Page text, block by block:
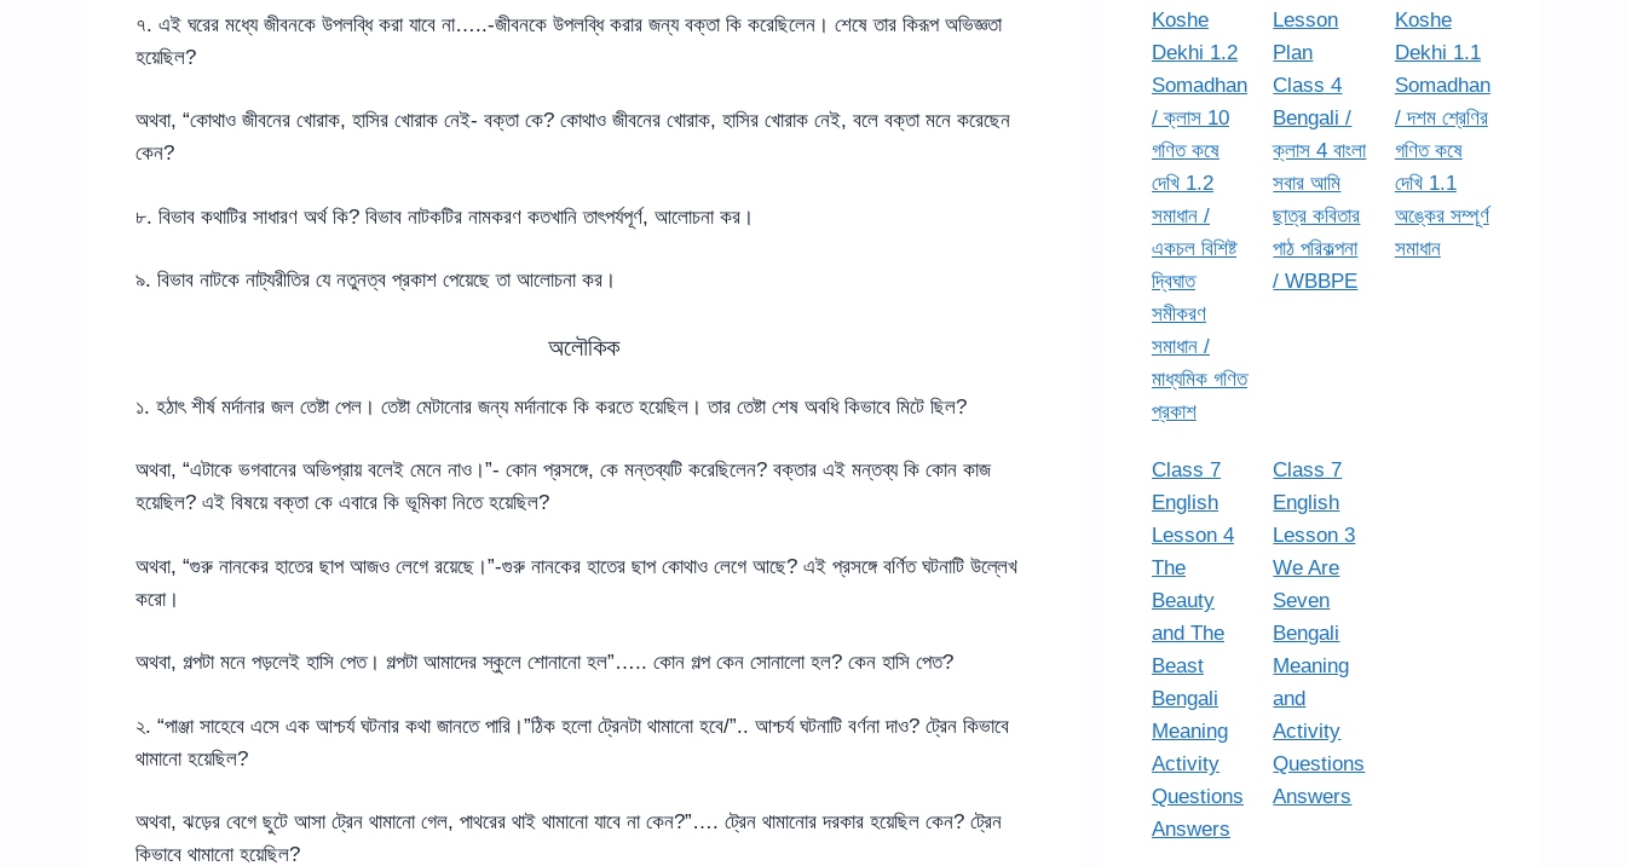
৭. এই ঘরের মধ্যে জীবনকে উপলব্ধি করা যাবে না…..-জীবনকে উপলব্ধি করার জন্য বক্তা কি করেছিলেন। শেষে তার কিরূপ অভিজ্ঞতা
হয়েছিল?
অথবা, “কোথাও জীবনের খোরাক, হাসির খোরাক নেই- বক্তা কে? কোথাও জীবনের খোরাক, হাসির খোরাক নেই, বলে বক্তা মনে করেছেন
কেন?
৮. বিভাব কথাটির সাধারণ অর্থ কি? বিভাব নাটকটির নামকরণ কতখানি তাৎপর্যপূর্ণ, আলোচনা কর।
৯. বিভাব নাটকে নাট্যরীতির যে নতুনত্ব প্রকাশ পেয়েছে তা আলোচনা কর।
অলৌকিক
১. হঠাৎ শীর্ষ মর্দানার জল তেষ্টা পেল। তেষ্টা মেটানোর জন্য মর্দানাকে কি করতে হয়েছিল। তার তেষ্টা শেষ অবধি কিভাবে মিটে ছিল?
অথবা, “এটাকে ভগবানের অভিপ্রায় বলেই মেনে নাও।”- কোন প্রসঙ্গে, কে মন্তব্যটি করেছিলেন? বক্তার এই মন্তব্য কি কোন কাজ
হয়েছিল? এই বিষয়ে বক্তা কে এবারে কি ভূমিকা নিতে হয়েছিল?
অথবা, “গুরু নানকের হাতের ছাপ আজও লেগে রয়েছে।”-গুরু নানকের হাতের ছাপ কোথাও লেগে আছে? এই প্রসঙ্গে বর্ণিত ঘটনাটি উল্লেখ
করো।
অথবা, গল্পটা মনে পড়লেই হাসি পেত। গল্পটা আমাদের স্কুলে শোনানো হল”….. কোন গল্প কেন সোনালো হল? কেন হাসি পেত?
২. “পাঞ্জা সাহেবে এসে এক আশ্চর্য ঘটনার কথা জানতে পারি।”ঠিক হলো ট্রেনটা থামানো হবে/”.. আশ্চর্য ঘটনাটি বর্ণনা দাও? ট্রেন কিভাবে
থামানো হয়েছিল?
অথবা, ঝড়ের বেগে ছুটে আসা ট্রেন থামানো গেল, পাথরের থাই থামানো যাবে না কেন?”…. ট্রেন থামানোর দরকার হয়েছিল কেন? ট্রেন
কিভাবে থামানো হয়েছিল?
Koshe
Dekhi 1.2
Somadhan
/ ক্লাস 10
গণিত কষে
দেখি 1.2
সমাধান /
একচল বিশিষ্ট
দ্বিঘাত
সমীকরণ
সমাধান /
মাধ্যমিক গণিত
প্রকাশ
Lesson
Plan
Class 4
Bengali /
ক্লাস 4 বাংলা
সবার আমি
ছাত্র কবিতার
পাঠ পরিকল্পনা
/ WBBPE
Koshe
Dekhi 1.1
Somadhan
/ দশম শ্রেণির
গণিত কষে
দেখি 1.1
অঙ্কের সম্পূর্ণ
সমাধান
Class 7
English
Lesson 4
The
Beauty
and The
Beast
Bengali
Meaning
Activity
Questions
Answers
Class 7
English
Lesson 3
We Are
Seven
Bengali
Meaning
and
Activity
Questions
Answers